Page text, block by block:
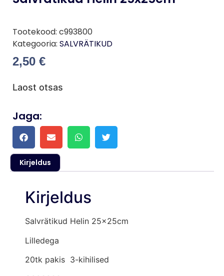
Tootekood: c993800
Kategooria: SALVRÄTIKUD
2,50 €
Laost otsas
Jaga:
Kirjeldus
Kirjeldus
Salvrätikud Helin 25x25cm
Lilledega
20tk pakis 3-kihilised